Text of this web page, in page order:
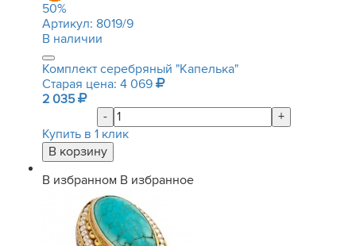
50%
Артикул: 8019/9
В наличии
Комплект серебряный "Капелька"
Старая цена: 4 069
2 035
-
+
Купить в 1 клик
В избранном В избранное